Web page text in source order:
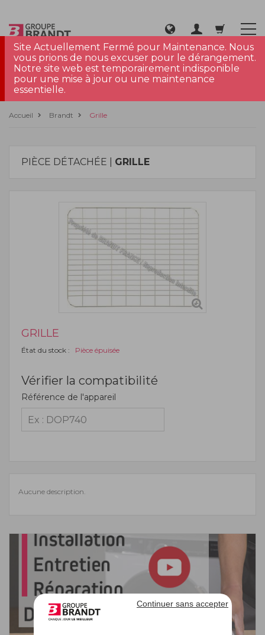
Continuer sans accepter
Site Actuellement Fermé pour Maintenance. Nous
vous prions de nous excuser pour le dérangement.
Notre site web est temporairement indisponible
pour une mise à jour ou une maintenance
essentielle.
Accueil Brandt Grille
PIÈCE DÉTACHÉE | GRILLE
GRILLE
État du stock : Pièce épuisée
Vérifier la compatibilité
Référence de l'appareil
Aucune description.